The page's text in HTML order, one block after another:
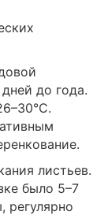
до года.
листьев.
было 5–7
регулярно